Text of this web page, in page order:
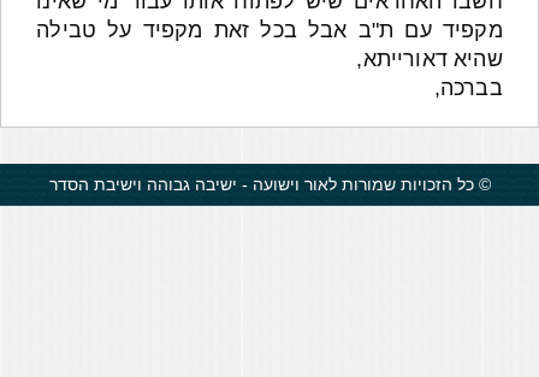
מקפיד עם ת"ב אבל בכל זאת מקפיד על טבילה
שהיא דאורייתא,
בברכה,
© כל הזכויות שמורות לאור וישועה - ישיבה גבוהה וישיבת הסדר